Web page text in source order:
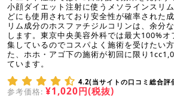
小顔ダイエット注射に使うメソラインスリ
どにも使用されており安全性が確率された
リム成分のホスファチジルコリンは、余分
します。東京中央美容外科では最大100%
集しているのでコスパよく施術を受けたい
た、ホホ・アゴ下の施術が初回に限り
ています。
4.2(当サイトの口コミ総合評
参考価格: ¥1,020円(税抜)